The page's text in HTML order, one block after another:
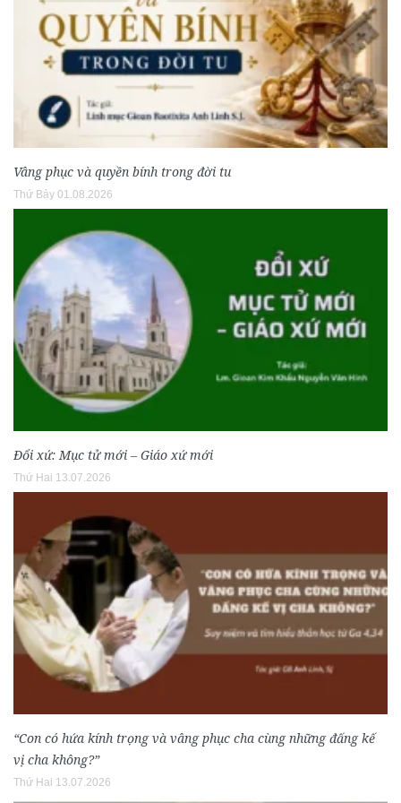
Vâng phục và quyền bính trong đời tu
Thứ Bảy 01.08.2026
Đổi xứ: Mục tử mới – Giáo xứ mới
Thứ Hai 13.07.2026
“Con có hứa kính trọng và vâng phục cha cùng những đấng kế
vị cha không?”
Thứ Hai 13.07.2026